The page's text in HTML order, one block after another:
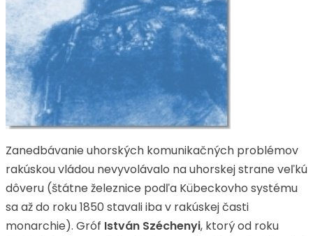
Zanedbávanie uhorských komunikačných problémov
rakúskou vládou nevyvolávalo na uhorskej strane veľkú
dôveru (štátne železnice podľa Kübeckovho systému
sa až do roku 1850 stavali iba v rakúskej časti
monarchie). Gróf István Széchenyi, ktorý od roku